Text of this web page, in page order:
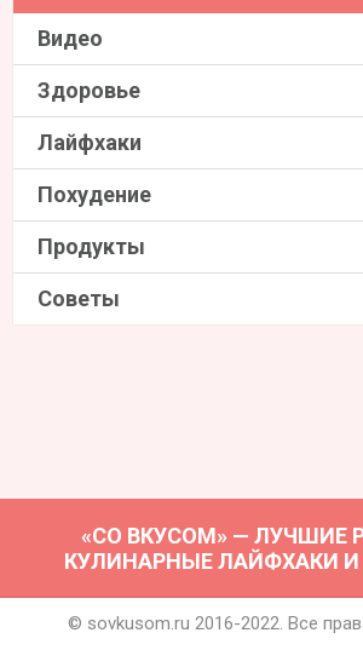
Видео
Здоровье
Лайфхаки
Похудение
Продукты
Советы
«СО ВКУСОМ» — ЛУЧШИЕ
КУЛИНАРНЫЕ ЛАЙФХАКИ И
© sovkusom.ru 2016-2022. Все